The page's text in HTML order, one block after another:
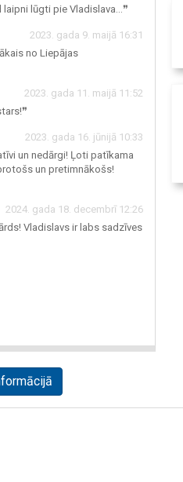
lūgti pie Vladislava...❞
2023. gada 9. maijā 16:31
no Liepājas
2023. gada 11. maijā 11:52
2023. gada 16. jūnijā 10:33
un nedārgi! Ļoti patīkama
un pretimnākošs!
2024. gada 18. decembrī 12:26
Vladislavs ir labs sadzīves